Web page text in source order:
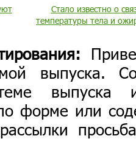
Стало известно о
температуры тела и
выпуска.
выпуска
форме или